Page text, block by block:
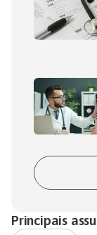
Principais